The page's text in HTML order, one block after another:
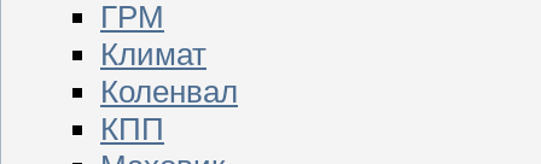
ГРМ
Климат
Коленвал
КПП